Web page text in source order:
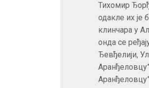
Тихомир
одакле их је
клинчара у
онда се
Ђевђелији,